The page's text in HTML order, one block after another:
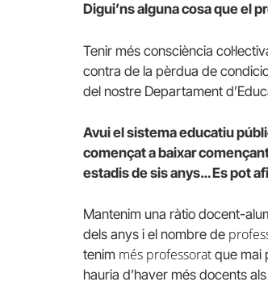
Digui’ns alguna cosa que el
Tenir més consciència
contra de la pèrdua de
del nostre Departament
Avui el sistema educatiu
començat a baixar
estadis de sis anys… Es pot
Mantenim una ràtio docent-
dels anys i el nombre de
tenim més professorat que mai
hauria d’haver més docents